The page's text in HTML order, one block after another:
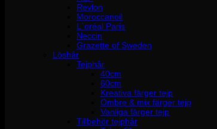
Revlon
Moroccanoil
L´oréal Paris
Neccin
Grazette of Sweden
Löshår
Tejphår
40cm
60cm
Kreativa färger tejp
Ombre & mix färger tejp
Vanliga färger tejp
Tillbehör tejphår